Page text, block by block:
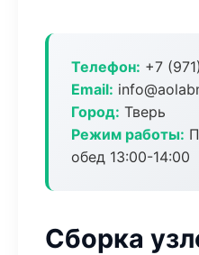
Телефон: +7
Email:
Город: Тверь
Режим работы:
обед 13:00-14:00
Сборка